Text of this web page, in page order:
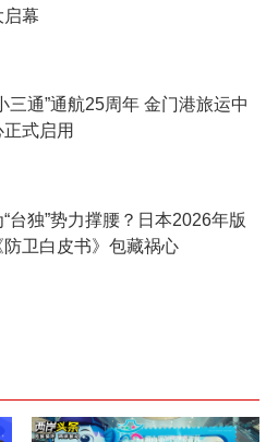
启幕
三通”通航25周年 金门港旅运中
正式启用
“台独”势力撑腰？日本2026年版
防卫白皮书》包藏祸心